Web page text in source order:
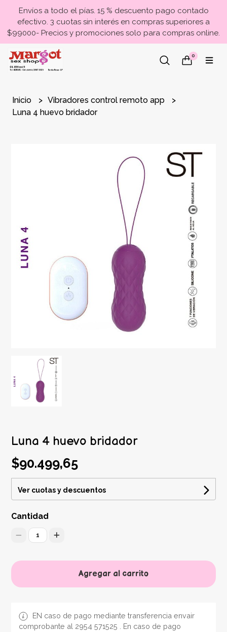
Envíos a todo el pías. 15 % descuento pago contado
efectivo. 3 cuotas sin interés en compras superiores a
$99000- Precios y promociones solo para compras online.
0
Inicio
Vibradores control remoto app
Luna 4 huevo bridador
Luna 4 huevo bridador
$90.499,65
Ver cuotas y descuentos
Cantidad
1
Agregar al carrito
EN caso de pago mediante transferencia envair
comprobante al 2954 571525 . En caso de pago